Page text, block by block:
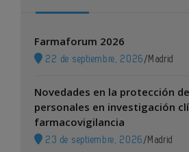
Farmaforum 2026
22 de septiembre, 2026 / Madrid
Novedades en la protección
personales en investigación
farmacovigilancia
23 de septiembre, 2026 / Madrid